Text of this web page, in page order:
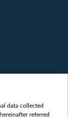
data collected
referred